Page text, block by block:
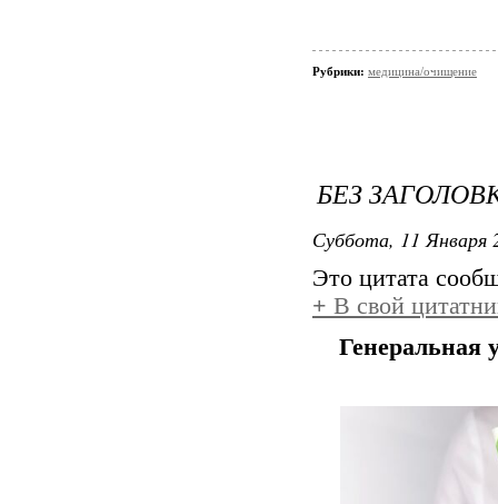
Рубрики: медицина/очищение
БЕЗ
Суббота, 11 Января
Это цитата
+ В свой
Генеральная